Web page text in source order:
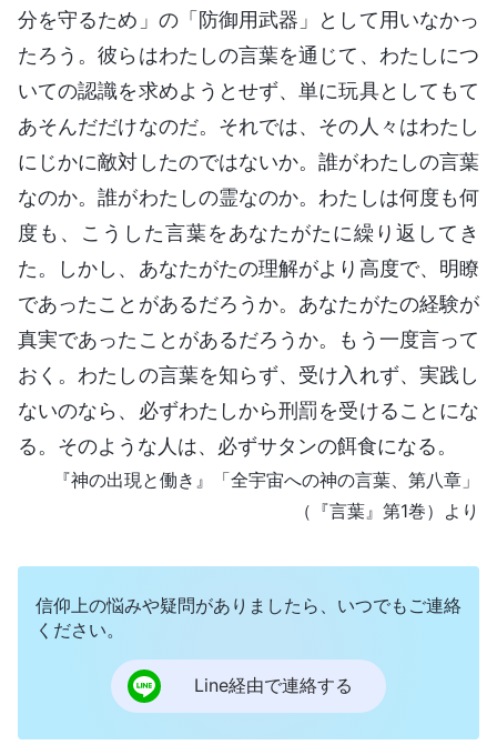
分を守るため」の「防御用武器」として用いなかっ
たろう。彼らはわたしの言葉を通じて、わたしにつ
いての認識を求めようとせず、単に玩具としてもて
あそんだだけなのだ。それでは、その人々はわたし
にじかに敵対したのではないか。誰がわたしの言葉
なのか。誰がわたしの霊なのか。わたしは何度も何
度も、こうした言葉をあなたがたに繰り返してき
た。しかし、あなたがたの理解がより高度で、明瞭
であったことがあるだろうか。あなたがたの経験が
真実であったことがあるだろうか。もう一度言って
おく。わたしの言葉を知らず、受け入れず、実践し
ないのなら、必ずわたしから刑罰を受けることにな
る。そのような人は、必ずサタンの餌食になる。
『神の出現と働き』「全宇宙への神の言葉 、第八章」
（『言葉』第1巻）より
信仰上の悩みや疑問がありましたら、いつでもご連絡
ください。
Line経由で連絡する